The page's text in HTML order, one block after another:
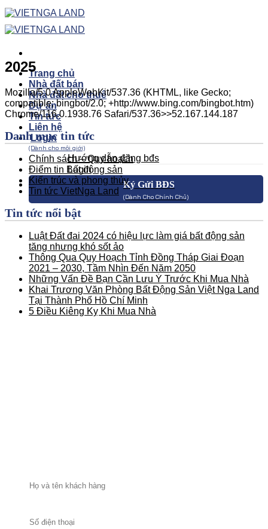
Skip
to
content
Trang chủ
Nhà đất bán
Nhà đất cho thuê
Dự án
Tin tức
Liên hệ
Login
(Dành cho môi giới)
Hướng dẫn đăng bđs
Login
Ký Gửi BĐS
(Dành Cho Chính Chủ)
2025
Mozilla/5.0 AppleWebKit/537.36 (KHTML, like Gecko;
compatible; bingbot/2.0; +http://www.bing.com/bingbot.htm)
Chrome/116.0.1938.76 Safari/537.36>>52.167.144.187
Danh mục tin tức
Chính sách – Quy hoạch
Điểm tin Bất động sản
Kiến trúc và phong thủy
Tin tức VietNga Land
Tin tức nổi bật
Luật Đất đai 2024 có hiệu lực làm giá bất động sản
tăng nhưng khó sốt ảo
Thông Qua Quy Hoạch Tỉnh Đồng Tháp Giai Đoạn
2021 – 2030, Tầm Nhìn Đến Năm 2050
Những Vấn Đề Bạn Cần Lưu Ý Trước Khi Mua Nhà
Khai Trương Văn Phòng Bất Động Sản Việt Nga Land
Tại Thành Phố Hồ Chí Minh
5 Điều Kiêng Kỵ Khi Mua Nhà